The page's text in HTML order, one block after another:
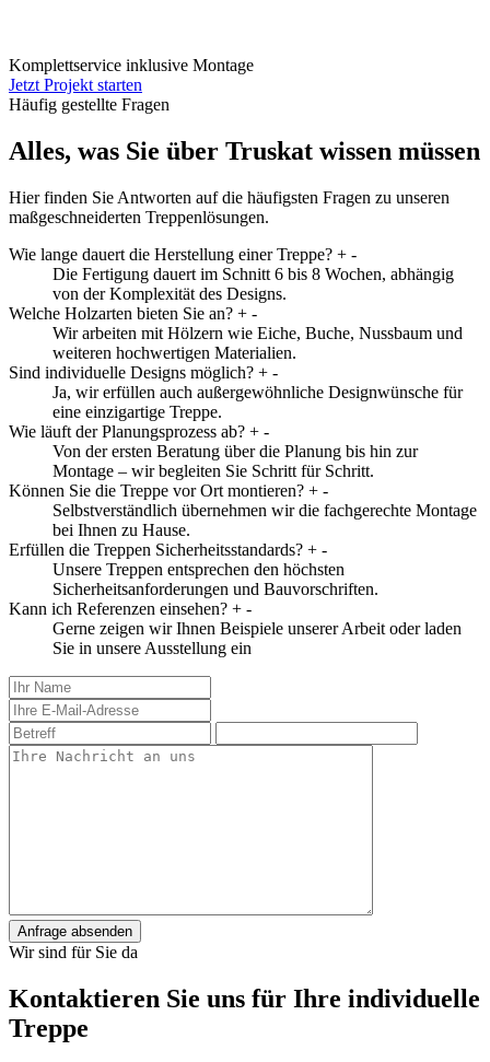
Komplettservice inklusive Montage
Jetzt Projekt starten
Häufig gestellte Fragen
Alles, was Sie über Truskat wissen müssen
Hier finden Sie Antworten auf die häufigsten Fragen zu unseren
maßgeschneiderten Treppenlösungen.
Wie lange dauert die Herstellung einer Treppe? + -
Die Fertigung dauert im Schnitt 6 bis 8 Wochen, abhängig
von der Komplexität des Designs.
Welche Holzarten bieten Sie an? + -
Wir arbeiten mit Hölzern wie Eiche, Buche, Nussbaum und
weiteren hochwertigen Materialien.
Sind individuelle Designs möglich? + -
Ja, wir erfüllen auch außergewöhnliche Designwünsche für
eine einzigartige Treppe.
Wie läuft der Planungsprozess ab? + -
Von der ersten Beratung über die Planung bis hin zur
Montage – wir begleiten Sie Schritt für Schritt.
Können Sie die Treppe vor Ort montieren? + -
Selbstverständlich übernehmen wir die fachgerechte Montage
bei Ihnen zu Hause.
Erfüllen die Treppen Sicherheitsstandards? + -
Unsere Treppen entsprechen den höchsten
Sicherheitsanforderungen und Bauvorschriften.
Kann ich Referenzen einsehen? + -
Gerne zeigen wir Ihnen Beispiele unserer Arbeit oder laden
Sie in unsere Ausstellung ein
Anfrage absenden
Wir sind für Sie da
Kontaktieren Sie uns für Ihre individuelle
Treppe